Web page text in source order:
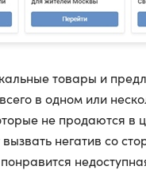
товары и
в одном или
не продаются в
негатив со